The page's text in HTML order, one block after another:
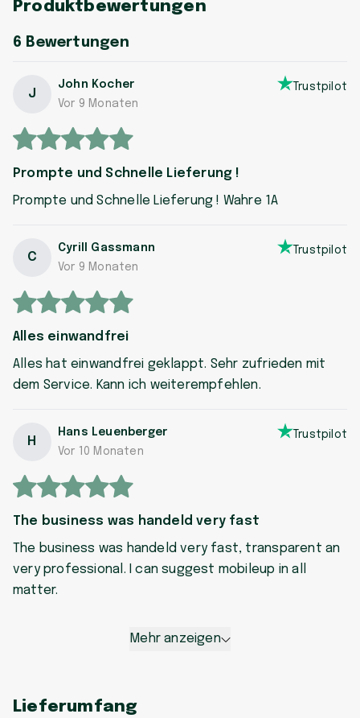
Produktbewertungen
6 Bewertungen
J
John Kocher
Vor 9 Monaten
Trustpilot
Prompte und Schnelle Lieferung !
Prompte und Schnelle Lieferung ! Wahre 1A
C
Cyrill Gassmann
Vor 9 Monaten
Trustpilot
Alles einwandfrei
Alles hat einwandfrei geklappt. Sehr zufrieden mit
dem Service. Kann ich weiterempfehlen.
H
Hans Leuenberger
Vor 10 Monaten
Trustpilot
The business was handeld very fast
The business was handeld very fast, transparent an
very professional. I can suggest mobileup in all
matter.
Mehr anzeigen
Lieferumfang